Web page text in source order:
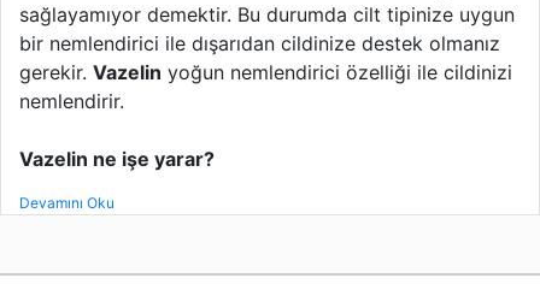
sağlayamıyor demektir. Bu durumda cilt tipinize uygun
bir nemlendirici ile dışarıdan cildinize destek olmanız
gerekir. Vazelin yoğun nemlendirici özelliği ile cildinizi
nemlendirir.
Vazelin ne işe yarar?
Devamını Oku